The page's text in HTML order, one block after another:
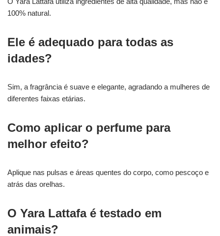
100% natural.
Ele é adequado para todas as
idades?
Sim, a fragrância é suave e elegante, agradando a mulheres de
diferentes faixas etárias.
Como aplicar o perfume para
melhor efeito?
Aplique nas pulsas e áreas quentes do corpo, como pescoço e
atrás das orelhas.
O Yara Lattafa é testado em
animais?